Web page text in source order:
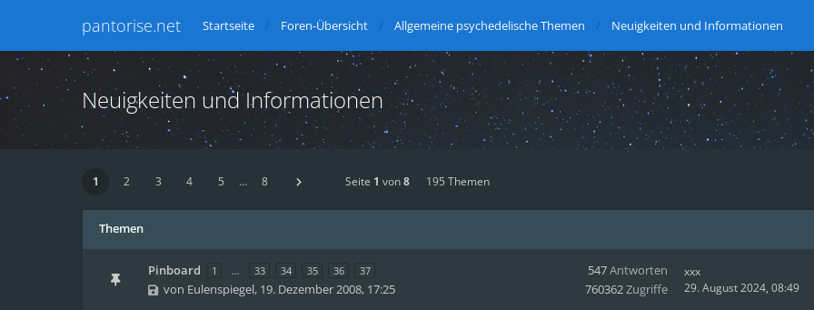
pantorise.net Startseite Foren-Übersicht Allgemeine psychedelische Themen Neuigkeiten und Informationen
Neuigkeiten und Informationen
1 2 3 4 5 … 8 Seite 1 von8 195 Themen
Themen
Pinboard 1 … 33 34 35 36 37
von Eulenspiegel, 19. Dezember 2008, 17:25
547Antworten
760362Zugriffe
xxx
29. August 2024, 08:49